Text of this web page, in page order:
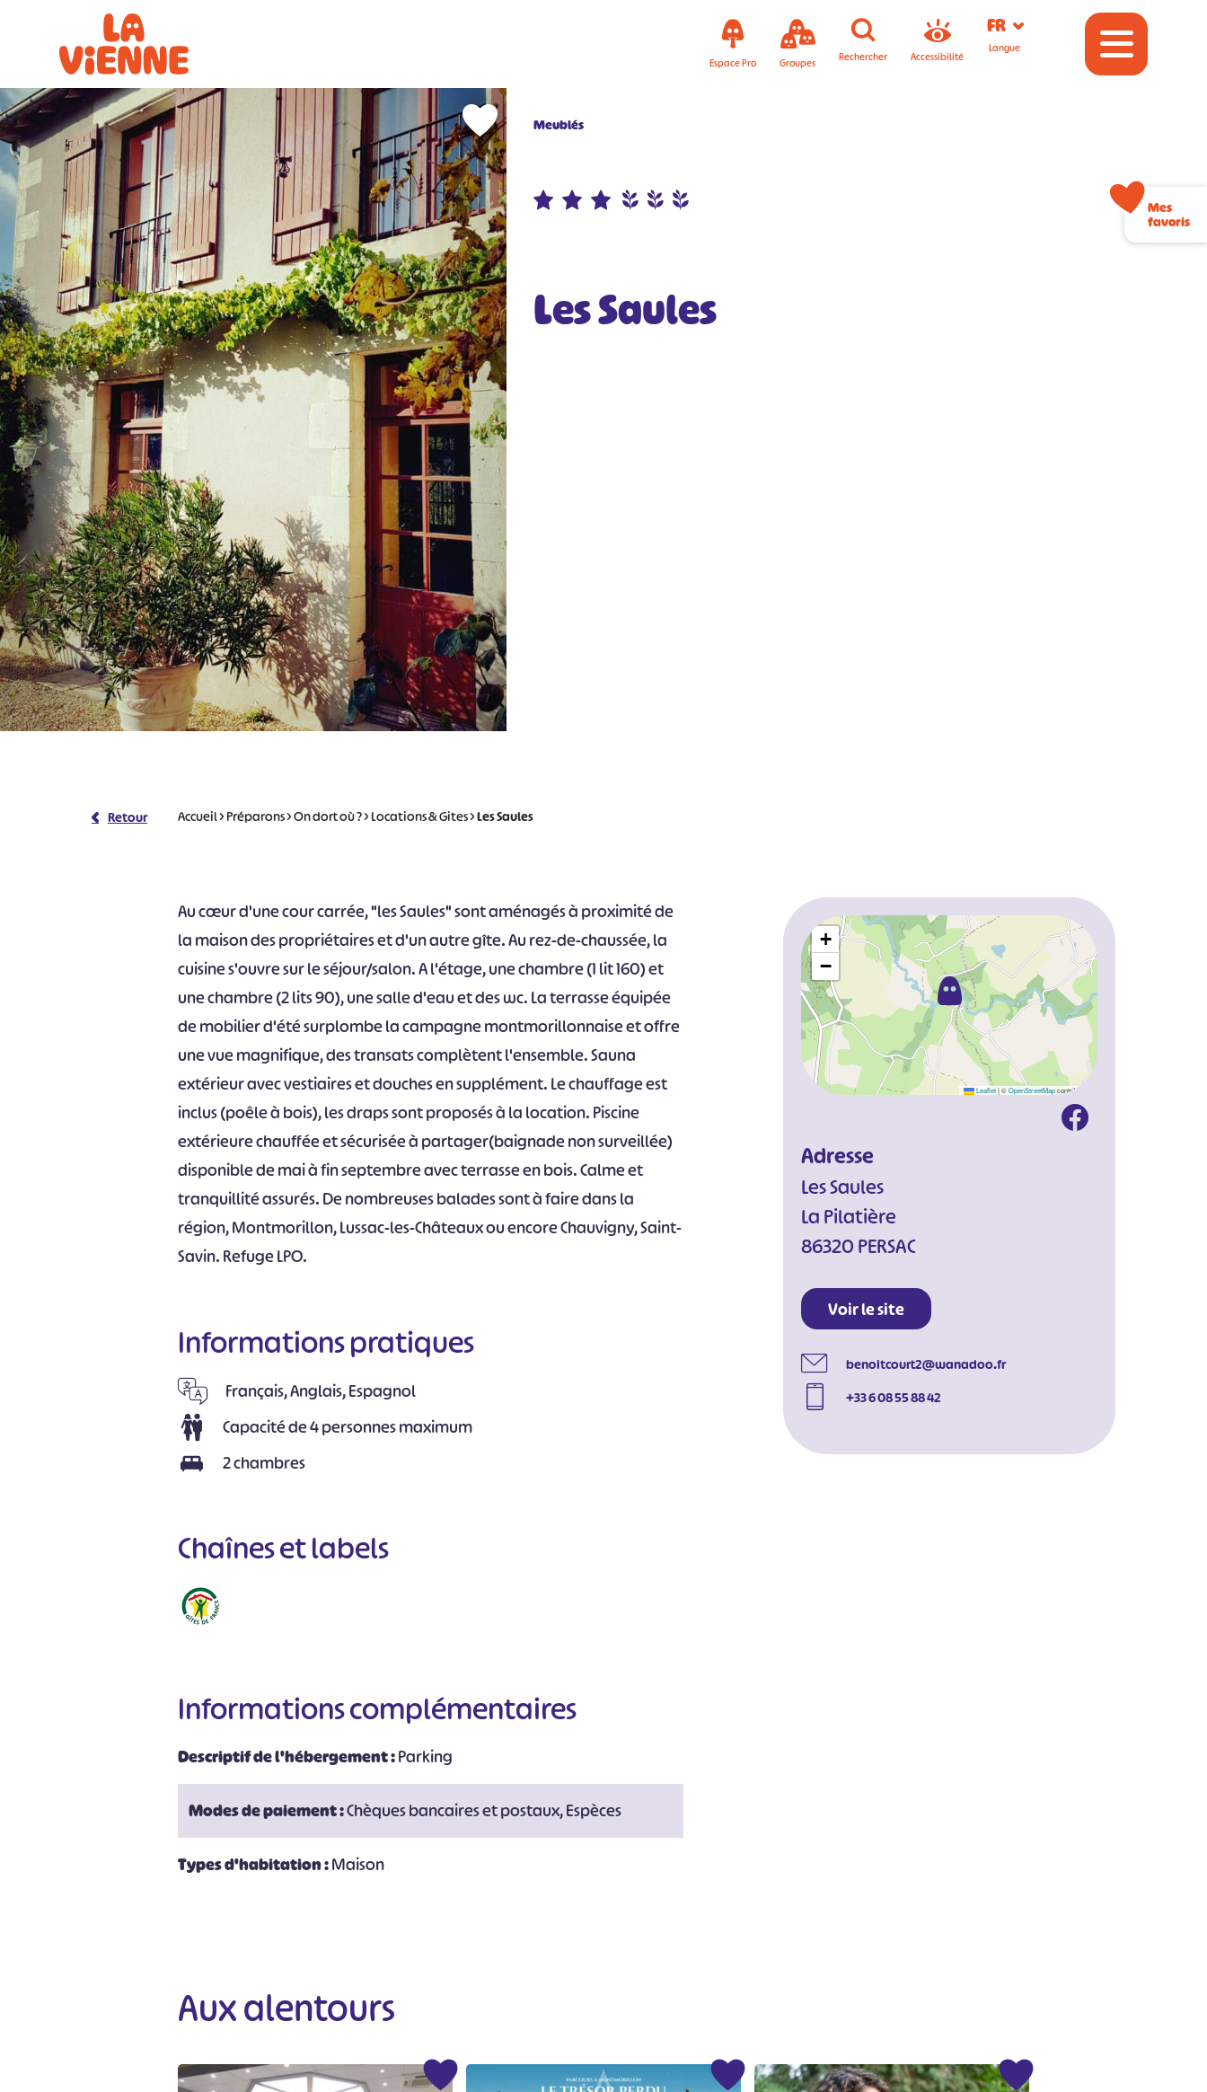
Espace Pro Groupes Rechercher Accessibilité
FR
Langue
Meublés
Les Saules
Retour Accueil>Préparons>On dort où ?>Locations & Gites>Les Saules
Au cœur d'une cour carrée, "les Saules" sont aménagés à proximité de
la maison des propriétaires et d'un autre gîte. Au rez-de-chaussée, la
cuisine s'ouvre sur le séjour/salon. A l'étage, une chambre (1 lit 160) et
une chambre (2 lits 90), une salle d'eau et des wc. La terrasse équipée
de mobilier d'été surplombe la campagne montmorillonnaise et offre
une vue magnifique, des transats complètent l'ensemble. Sauna
extérieur avec vestiaires et douches en supplément. Le chauffage est
inclus (poêle à bois), les draps sont proposés à la location. Piscine
extérieure chauffée et sécurisée à partager(baignade non surveillée)
disponible de mai à fin septembre avec terrasse en bois. Calme et
tranquillité assurés. De nombreuses balades sont à faire dans la
région, Montmorillon, Lussac-les-Châteaux ou encore Chauvigny, Saint-
Savin. Refuge LPO.
Informations pratiques
Français, Anglais, Espagnol
Capacité de 4 personnes maximum
2 chambres
Chaînes et labels
Informations complémentaires
Descriptif de l'hébergement :Parking
Modes de paiement :Chèques bancaires et postaux, Espèces
Types d'habitation :Maison
+
−
Leaflet|©OpenStreetMapcontributors
Adresse
Les Saules
La Pilatière
86320 PERSAC
Voir le site
benoitcourt2@wanadoo.fr
+33 6 08 55 88 42
Aux alentours
#
Mes
favoris
Panneau de gestion des cookies